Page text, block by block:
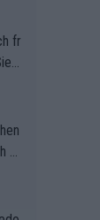
fr
s
na